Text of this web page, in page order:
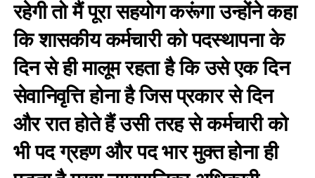
रहेगी तो मैं पूरा सहयोग करूंगा उन्होंने कहा
कि शासकीय कर्मचारी को पदस्थापना के
दिन से ही मालूम रहता है कि उसे एक दिन
सेवानिवृत्ति होना है जिस प्रकार से दिन
और रात होते हैं उसी तरह से कर्मचारी को
भी पद ग्रहण और पद भार मुक्त होना ही